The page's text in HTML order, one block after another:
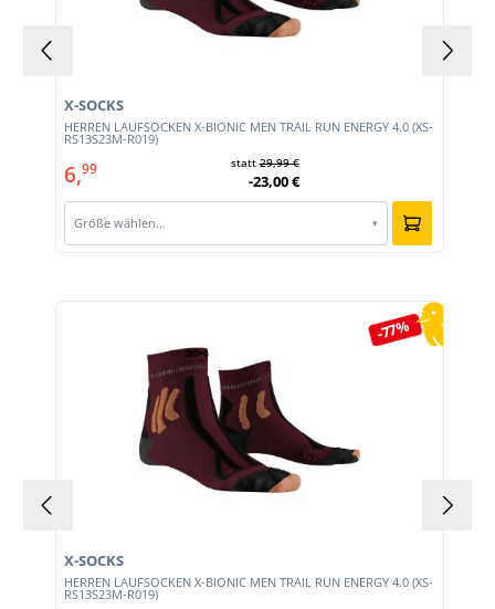
HERREN LAUFSOCKEN X-BIONIC MEN TRAIL RUN ENERGY 4.0 (XS-
RS13S23M-R019)
X-SOCKS
6,99 statt29,99 €
-23,00 €
Größe wählen… ▾
-77%
HERREN LAUFSOCKEN X-BIONIC MEN TRAIL RUN ENERGY 4.0 (XS-
RS13S23M-R019)
X-SOCKS